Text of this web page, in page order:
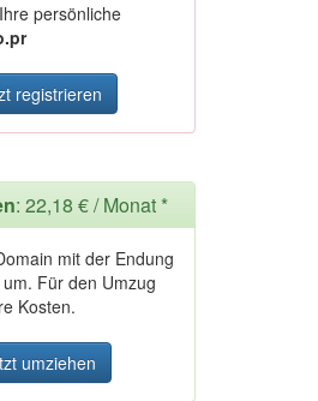
persönliche
registrieren
: 22,18 € / Monat *
mit der Endung
Für den Umzug
Kosten.
umziehen